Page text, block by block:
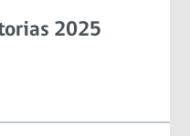
2025